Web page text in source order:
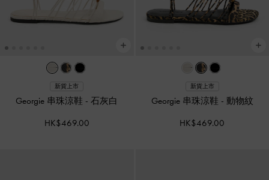
新貨上市
Georgie 串珠涼鞋 -石灰白
HK$469.00
新貨上市
Georgie 串珠涼鞋 - 動物紋
HK$469.00